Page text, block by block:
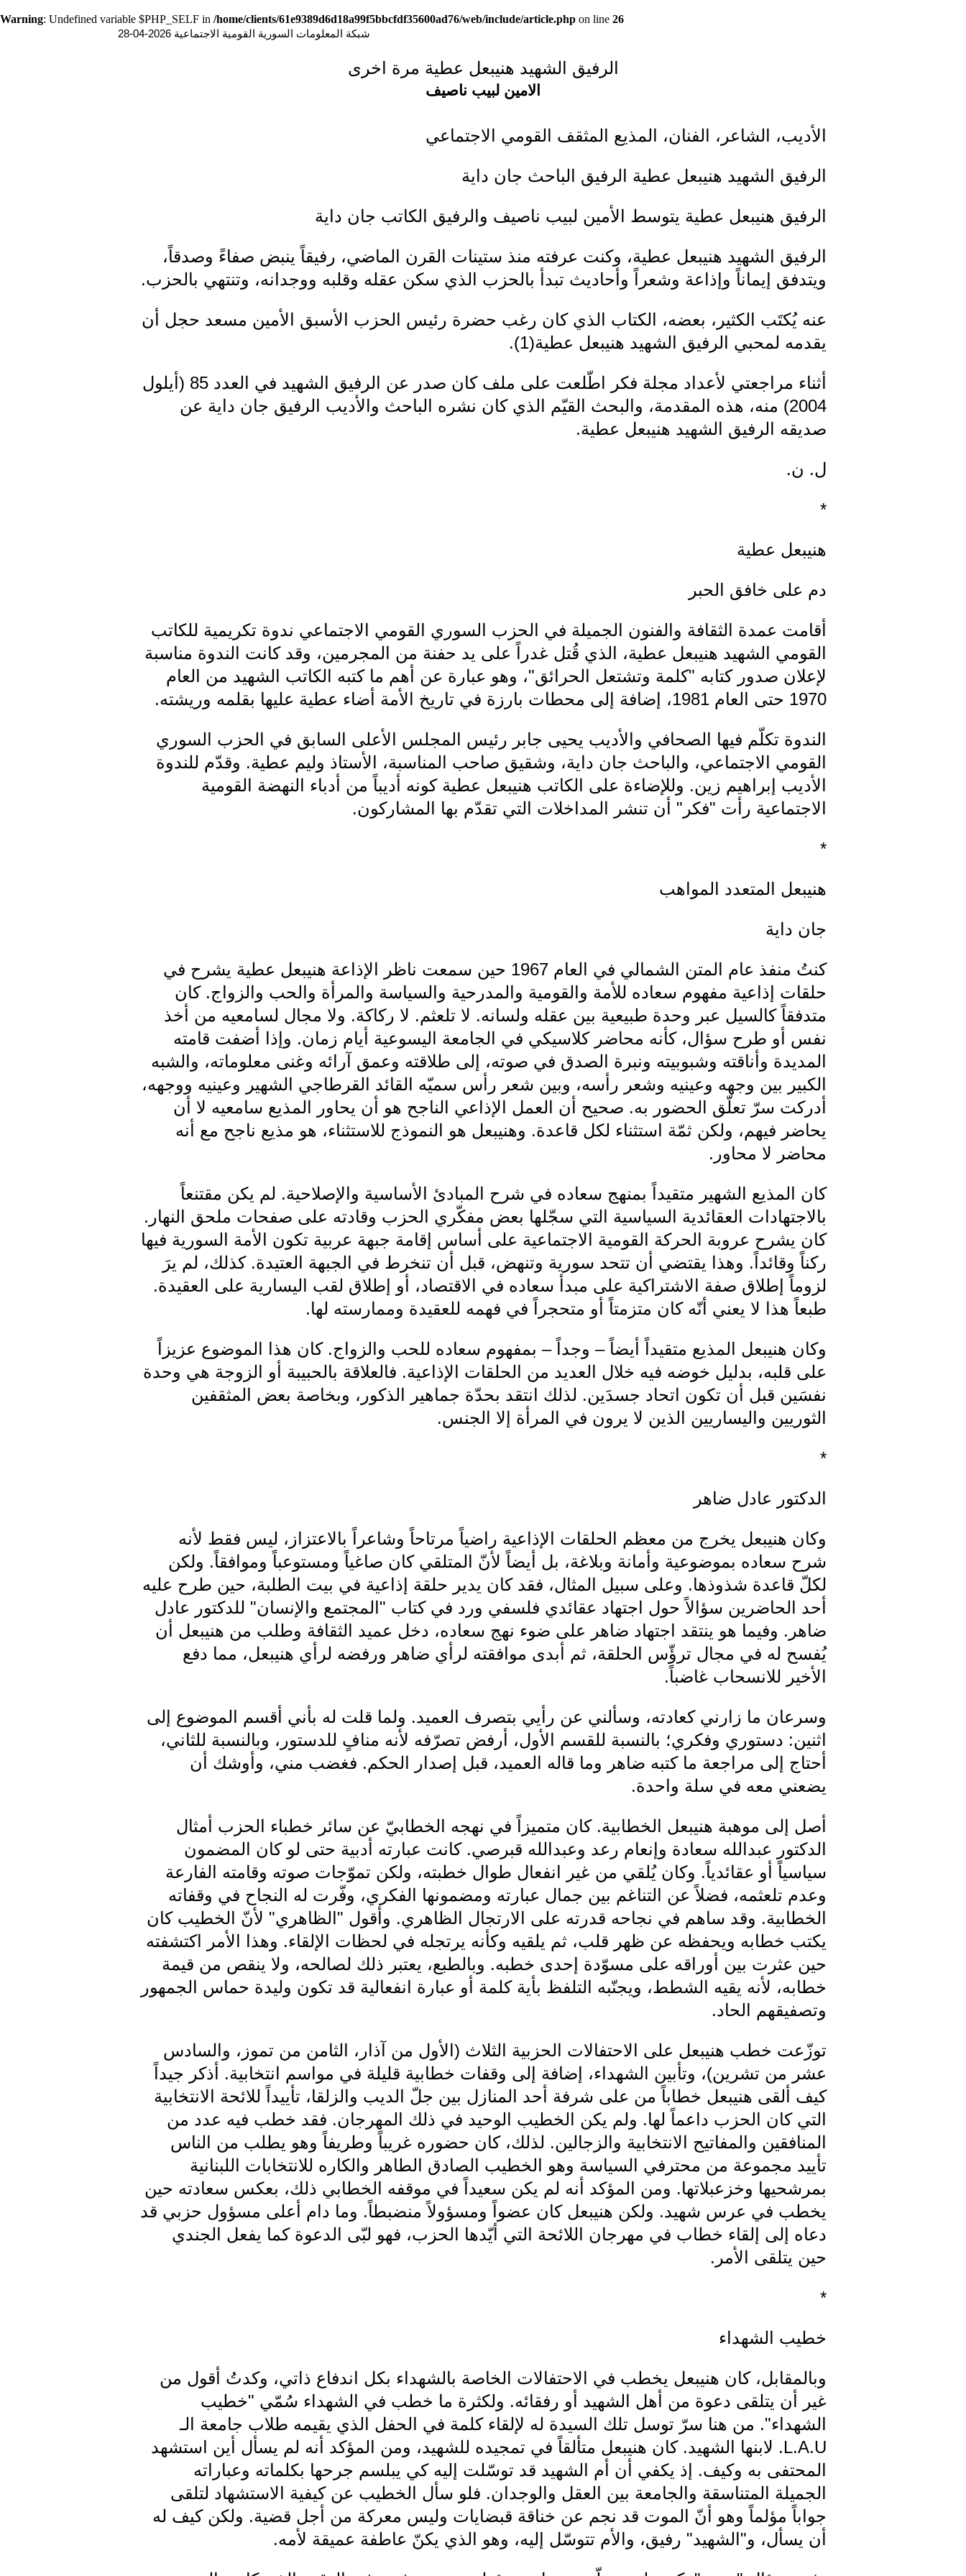
Warning: Undefined variable $PHP_SELF in /home/clients/61e9389d6d18a99f5bbcfdf35600ad76/web/include/article.php on line 26
شبكة المعلومات السورية القومية الاجتماعية 2026-04-28
الرفيق الشهيد هنيبعل عطية مرة اخرى
الامين لبيب ناصيف
الأديب، الشاعر، الفنان، المذيع المثقف القومي الاجتماعي
الرفيق الشهيد هنيبعل عطية الرفيق الباحث جان داية
الرفيق هنيبعل عطية يتوسط الأمين لبيب ناصيف والرفيق الكاتب جان داية
الرفيق الشهيد هنيبعل عطية، وكنت عرفته منذ ستينات القرن الماضي، رفيقاً ينبض صفاءً وصدقاً،
ويتدفق إيماناً وإذاعة وشعراً وأحاديث تبدأ بالحزب الذي سكن عقله وقلبه ووجدانه، وتنتهي بالحزب.
عنه يُكتَب الكثير، بعضه، الكتاب الذي كان رغب حضرة رئيس الحزب الأسبق الأمين مسعد حجل أن
يقدمه لمحبي الرفيق الشهيد هنيبعل عطية(1).
أثناء مراجعتي لأعداد مجلة فكر اطّلعت على ملف كان صدر عن الرفيق الشهيد في العدد 85 (أيلول
2004) منه، هذه المقدمة، والبحث القيّم الذي كان نشره الباحث والأديب الرفيق جان داية عن
صديقه الرفيق الشهيد هنيبعل عطية.
ل. ن.
*
هنيبعل عطية
دم على خافق الحبر
أقامت عمدة الثقافة والفنون الجميلة في الحزب السوري القومي الاجتماعي ندوة تكريمية للكاتب
القومي الشهيد هنيبعل عطية، الذي قُتل غدراً على يد حفنة من المجرمين، وقد كانت الندوة مناسبة
لإعلان صدور كتابه "كلمة وتشتعل الحرائق"، وهو عبارة عن أهم ما كتبه الكاتب الشهيد من العام
1970 حتى العام 1981، إضافة إلى محطات بارزة في تاريخ الأمة أضاء عطية عليها بقلمه وريشته.
الندوة تكلّم فيها الصحافي والأديب يحيى جابر رئيس المجلس الأعلى السابق في الحزب السوري
القومي الاجتماعي، والباحث جان داية، وشقيق صاحب المناسبة، الأستاذ وليم عطية. وقدّم للندوة
الأديب إبراهيم زين. وللإضاءة على الكاتب هنيبعل عطية كونه أديباً من أدباء النهضة القومية
الاجتماعية رأت "فكر" أن تنشر المداخلات التي تقدّم بها المشاركون.
*
هنيبعل المتعدد المواهب
جان داية
كنتُ منفذ عام المتن الشمالي في العام 1967 حين سمعت ناظر الإذاعة هنيبعل عطية يشرح في
حلقات إذاعية مفهوم سعاده للأمة والقومية والمدرحية والسياسة والمرأة والحب والزواج. كان
متدفقاً كالسيل عبر وحدة طبيعية بين عقله ولسانه. لا تلعثم. لا ركاكة. ولا مجال لسامعيه من أخذ
نفس أو طرح سؤال، كأنه محاضر كلاسيكي في الجامعة اليسوعية أيام زمان. وإذا أضفت قامته
المديدة وأناقته وشبوبيته ونبرة الصدق في صوته، إلى طلاقته وعمق آرائه وغنى معلوماته، والشبه
الكبير بين وجهه وعينيه وشعر رأسه، وبين شعر رأس سميّه القائد القرطاجي الشهير وعينيه ووجهه،
أدركت سرّ تعلّق الحضور به. صحيح أن العمل الإذاعي الناجح هو أن يحاور المذيع سامعيه لا أن
يحاضر فيهم، ولكن ثمّة استثناء لكل قاعدة. وهنيبعل هو النموذج للاستثناء، هو مذيع ناجح مع أنه
محاضر لا محاور.
كان المذيع الشهير متقيداً بمنهج سعاده في شرح المبادئ الأساسية والإصلاحية. لم يكن مقتنعاً
بالاجتهادات العقائدية السياسية التي سجّلها بعض مفكّري الحزب وقادته على صفحات ملحق النهار.
كان يشرح عروبة الحركة القومية الاجتماعية على أساس إقامة جبهة عربية تكون الأمة السورية فيها
ركناً وقائداً. وهذا يقتضي أن تتحد سورية وتنهض، قبل أن تنخرط في الجبهة العتيدة. كذلك، لم يرَ
لزوماً إطلاق صفة الاشتراكية على مبدأ سعاده في الاقتصاد، أو إطلاق لقب اليسارية على العقيدة.
طبعاً هذا لا يعني أنّه كان متزمتاً أو متحجراً في فهمه للعقيدة وممارسته لها.
وكان هنيبعل المذيع متقيداً أيضاً – وجداً – بمفهوم سعاده للحب والزواج. كان هذا الموضوع عزيزاً
على قلبه، بدليل خوضه فيه خلال العديد من الحلقات الإذاعية. فالعلاقة بالحبيبة أو الزوجة هي وحدة
نفسَين قبل أن تكون اتحاد جسدَين. لذلك انتقد بحدّة جماهير الذكور، وبخاصة بعض المثقفين
الثوريين واليساريين الذين لا يرون في المرأة إلا الجنس.
*
الدكتور عادل ضاهر
وكان هنيبعل يخرج من معظم الحلقات الإذاعية راضياً مرتاحاً وشاعراً بالاعتزاز، ليس فقط لأنه
شرح سعاده بموضوعية وأمانة وبلاغة، بل أيضاً لأنّ المتلقي كان صاغياً ومستوعباً وموافقاً. ولكن
لكلّ قاعدة شذوذها. وعلى سبيل المثال، فقد كان يدير حلقة إذاعية في بيت الطلبة، حين طرح عليه
أحد الحاضرين سؤالاً حول اجتهاد عقائدي فلسفي ورد في كتاب "المجتمع والإنسان" للدكتور عادل
ضاهر. وفيما هو ينتقد اجتهاد ضاهر على ضوء نهج سعاده، دخل عميد الثقافة وطلب من هنيبعل أن
يُفسح له في مجال ترؤّس الحلقة، ثم أبدى موافقته لرأي ضاهر ورفضه لرأي هنيبعل، مما دفع
الأخير للانسحاب غاضباً.
وسرعان ما زارني كعادته، وسألني عن رأيي بتصرف العميد. ولما قلت له بأني أقسم الموضوع إلى
اثنين: دستوري وفكري؛ بالنسبة للقسم الأول، أرفض تصرّفه لأنه منافٍ للدستور، وبالنسبة للثاني،
أحتاج إلى مراجعة ما كتبه ضاهر وما قاله العميد، قبل إصدار الحكم. فغضب مني، وأوشك أن
يضعني معه في سلة واحدة.
أصل إلى موهبة هنيبعل الخطابية. كان متميزاً في نهجه الخطابيّ عن سائر خطباء الحزب أمثال
الدكتور عبدالله سعادة وإنعام رعد وعبدالله قبرصي. كانت عبارته أدبية حتى لو كان المضمون
سياسياً أو عقائدياً. وكان يُلقي من غير انفعال طوال خطبته، ولكن تموّجات صوته وقامته الفارعة
وعدم تلعثمه، فضلاً عن التناغم بين جمال عبارته ومضمونها الفكري، وفّرت له النجاح في وقفاته
الخطابية. وقد ساهم في نجاحه قدرته على الارتجال الظاهري. وأقول "الظاهري" لأنّ الخطيب كان
يكتب خطابه ويحفظه عن ظهر قلب، ثم يلقيه وكأنه يرتجله في لحظات الإلقاء. وهذا الأمر اكتشفته
حين عثرت بين أوراقه على مسوّدة إحدى خطبه. وبالطبع، يعتبر ذلك لصالحه، ولا ينقص من قيمة
خطابه، لأنه يقيه الشطط، ويجنّبه التلفظ بأية كلمة أو عبارة انفعالية قد تكون وليدة حماس الجمهور
وتصفيقهم الحاد.
توزّعت خطب هنيبعل على الاحتفالات الحزبية الثلاث (الأول من آذار، الثامن من تموز، والسادس
عشر من تشرين)، وتأبين الشهداء، إضافة إلى وقفات خطابية قليلة في مواسم انتخابية. أذكر جيداً
كيف ألقى هنيبعل خطاباً من على شرفة أحد المنازل بين جلّ الديب والزلقا، تأييداً للائحة الانتخابية
التي كان الحزب داعماً لها. ولم يكن الخطيب الوحيد في ذلك المهرجان. فقد خطب فيه عدد من
المنافقين والمفاتيح الانتخابية والزجالين. لذلك، كان حضوره غريباً وطريفاً وهو يطلب من الناس
تأييد مجموعة من محترفي السياسة وهو الخطيب الصادق الطاهر والكاره للانتخابات اللبنانية
بمرشحيها وخزعبلاتها. ومن المؤكد أنه لم يكن سعيداً في موقفه الخطابي ذلك، بعكس سعادته حين
يخطب في عرس شهيد. ولكن هنيبعل كان عضواً ومسؤولاً منضبطاً. وما دام أعلى مسؤول حزبي قد
دعاه إلى إلقاء خطاب في مهرجان اللائحة التي أيّدها الحزب، فهو لبّى الدعوة كما يفعل الجندي
حين يتلقى الأمر.
*
خطيب الشهداء
وبالمقابل، كان هنيبعل يخطب في الاحتفالات الخاصة بالشهداء بكل اندفاع ذاتي، وكدتُ أقول من
غير أن يتلقى دعوة من أهل الشهيد أو رفقائه. ولكثرة ما خطب في الشهداء سُمّي "خطيب
الشهداء". من هنا سرّ توسل تلك السيدة له لإلقاء كلمة في الحفل الذي يقيمه طلاب جامعة الـ
L.A.U. لابنها الشهيد. كان هنيبعل متألقاً في تمجيده للشهيد، ومن المؤكد أنه لم يسأل أين استشهد
المحتفى به وكيف. إذ يكفي أن أم الشهيد قد توسّلت إليه كي يبلسم جرحها بكلماته وعباراته
الجميلة المتناسقة والجامعة بين العقل والوجدان. فلو سأل الخطيب عن كيفية الاستشهاد لتلقى
جواباً مؤلماً وهو أنّ الموت قد نجم عن خناقة قبضايات وليس معركة من أجل قضية. ولكن كيف له
أن يسأل، و"الشهيد" رفيق، والأم تتوسّل إليه، وهو الذي يكنّ عاطفة عميقة لأمه.